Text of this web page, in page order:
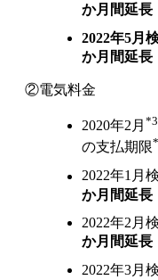
か月間延長
2022年5月
か月間延長
②電気料金
2020年2月 *3
の支払期限
2022年1月
か月間延長
2022年2月
か月間延長
2022年3月